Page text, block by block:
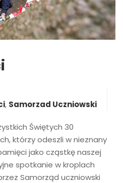
, Samorzad Uczniowski
Świętych 30
którzy odeszli w nieznany
jako cząstkę naszej
spotkanie w kroplach
Samorząd uczniowski